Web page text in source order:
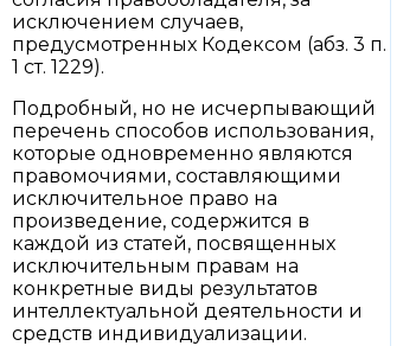
исключением случаев,
предусмотренных Кодексом (абз. 3 п.
1 ст. 1229).
Подробный, но не исчерпывающий
перечень способов использования,
которые одновременно являются
правомочиями, составляющими
исключительное право на
произведение, содержится в
каждой из статей, посвященных
исключительным правам на
конкретные виды результатов
интеллектуальной деятельности и
средств индивидуализации.